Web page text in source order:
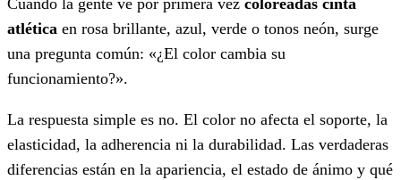
Cuando la gente ve por primera vez coloreadas cinta
atlética en rosa brillante, azul, verde o tonos neón, surge
una pregunta común: «¿El color cambia su
funcionamiento?».
La respuesta simple es no. El color no afecta el soporte, la
elasticidad, la adherencia ni la durabilidad. Las verdaderas
diferencias están en la apariencia, el estado de ánimo y qué